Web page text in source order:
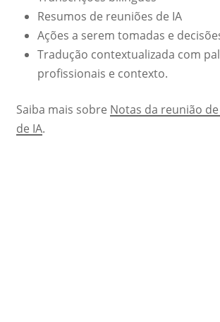
Resumos de reuniões de IA
Ações a serem tomadas e
Tradução contextualizada com
profissionais e contexto.
Saiba mais sobre Notas da reunião de
de IA.